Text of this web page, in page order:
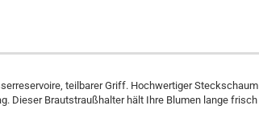
teilbarer Griff. Hochwertiger Steckschaum
Dieser Brautstraußhalter hält Ihre Blumen lange frisch